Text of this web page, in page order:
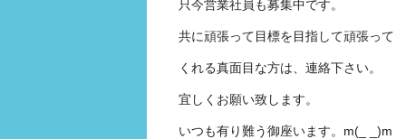
只今営業社員も募集中です。
共に頑張って目標を目指して頑張って
くれる真面目な方は、連絡下さい。
宜しくお願い致します。
いつも有り難う御座います。m(_ _)m